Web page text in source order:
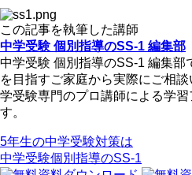
この記事を執筆した講師
中学受験 個別指導のSS-1 編集部
中学受験 個別指導のSS-1 編集部
を目指すご家庭から実際にご相
学受験専門のプロ講師による学
す。
5年生の中学受験対策は
中学受験個別指導のSS-1